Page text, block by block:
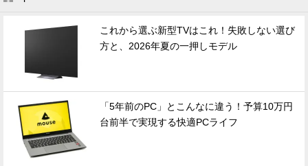
これから選ぶ新型TVはこれ！失敗しない選び
方と、2026年夏の一押しモデル
「5年前のPC」とこんなに違う！予算10万円
台前半で実現する快適PCライフ